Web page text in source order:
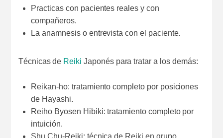
Practicas con pacientes reales y con
compañeros.
La anamnesis o entrevista con el paciente.
Técnicas de Reiki Japonés para tratar a los demás:
Reikan-ho: tratamiento completo por posiciones
de Hayashi.
Reiho Byosen Hibiki: tratamiento completo por
intuición.
Shu Chu-Reiki: técnica de Reiki en grupo.